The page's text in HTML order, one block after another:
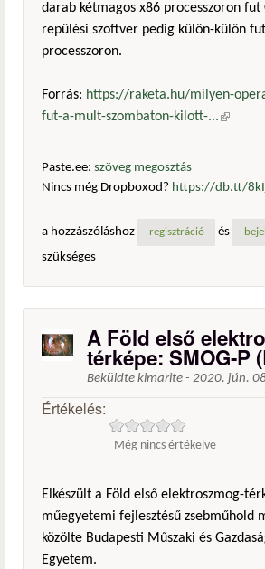
darab kétmagos x86 processzoron fut
repülési szoftver pedig külön-külön
processzoron.
Forrás: https://raketa.hu/milyen-
fut-a-mult-szombaton-kilott-...(külső
Paste.ee: szöveg megosztás
Nincs még Dropboxod? https://db.tt/
a hozzászóláshoz
regisztráció és
szükséges
A Föld első
térképe: SMOG-P
Beküldte kimarite - 2020. jún.
Értékelés:
Még nincs értékelve
Elkészült a Föld első elektroszmog-
műegyetemi fejlesztésű zsebműhold
közölte Budapesti Műszaki és
Egyetem.